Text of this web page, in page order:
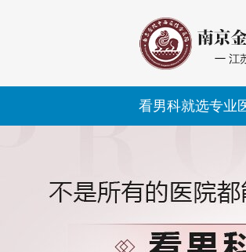
看男科就选专业